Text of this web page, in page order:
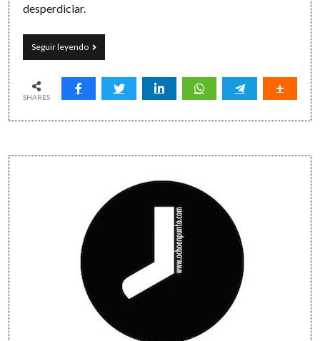
desperdiciar.
Seguir leyendoEl
cortapega
de
broma
hecha
realidad)
SHARES
Sidebar